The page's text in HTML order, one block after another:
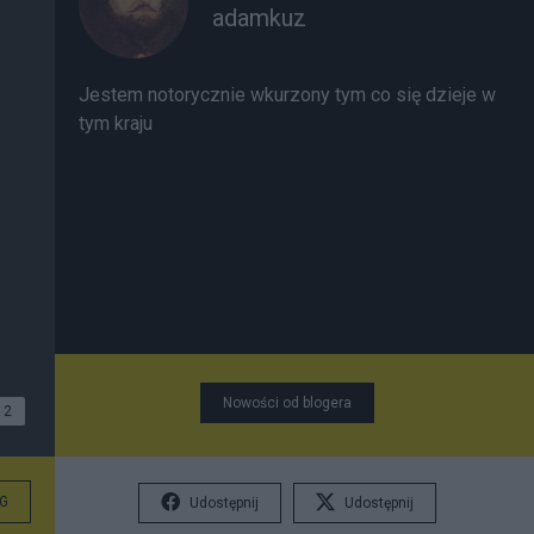
2
adamkuz
Jestem notorycznie wkurzony tym co się dzieje w
tym kraju
Nowości od blogera
Udostępnij Udostępnij